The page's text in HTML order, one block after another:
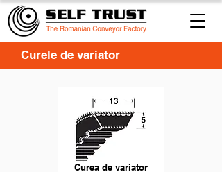
Curele de variator
Curea de variator